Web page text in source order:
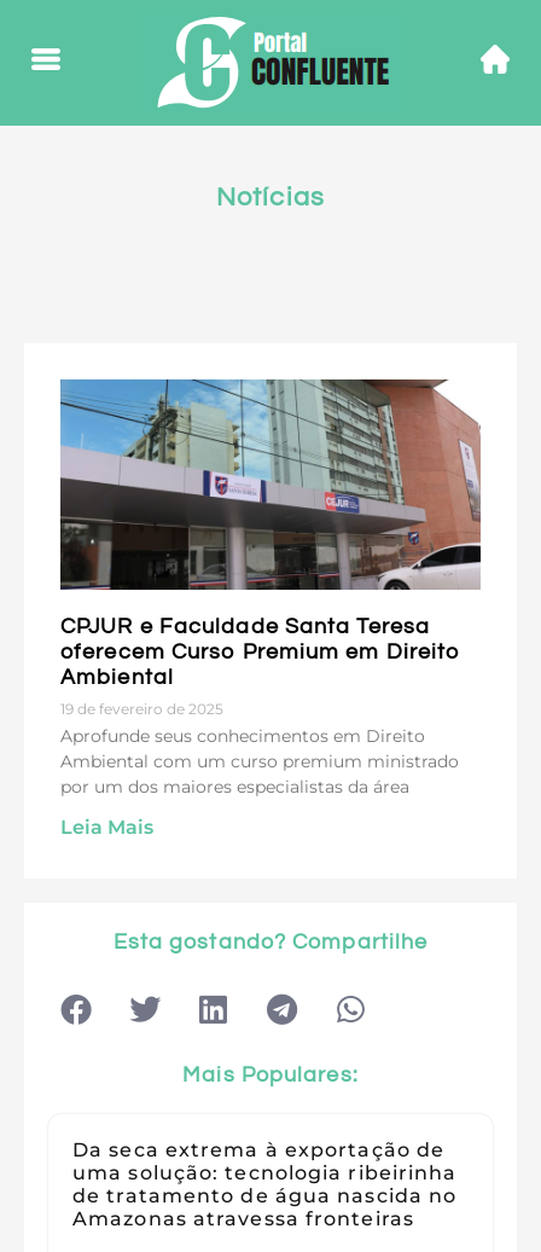
Notícias
CPJUR e Faculdade Santa Teresa
oferecem Curso Premium em Direito
Ambiental
19 de fevereiro de 2025
Aprofunde seus conhecimentos em Direito
Ambiental com um curso premium ministrado
por um dos maiores especialistas da área
Leia Mais
Esta gostando? Compartilhe
Mais Populares:
Da seca extrema à exportação de
uma solução: tecnologia ribeirinha
de tratamento de água nascida no
Amazonas atravessa fronteiras